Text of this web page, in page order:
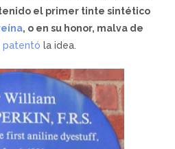
el primer tinte sintético
, o en su honor, malva de
patentó la idea.